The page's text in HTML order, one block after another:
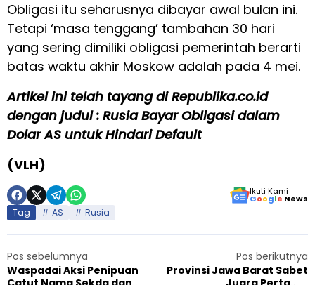
Obligasi itu seharusnya dibayar awal bulan ini.
Tetapi ‘masa tenggang’ tambahan 30 hari
yang sering dimiliki obligasi pemerintah berarti
batas waktu akhir Moskow adalah pada 4 mei.
Artikel ini telah tayang di Republika.co.id
dengan judul : Rusia Bayar Obligasi dalam
Dolar AS untuk Hindari Default
(VLH)
Ikuti Kami
Google News
Tag AS Rusia
Pos sebelumnya
Waspadai Aksi Penipuan
Pos berikutnya
Provinsi Jawa Barat Sabet